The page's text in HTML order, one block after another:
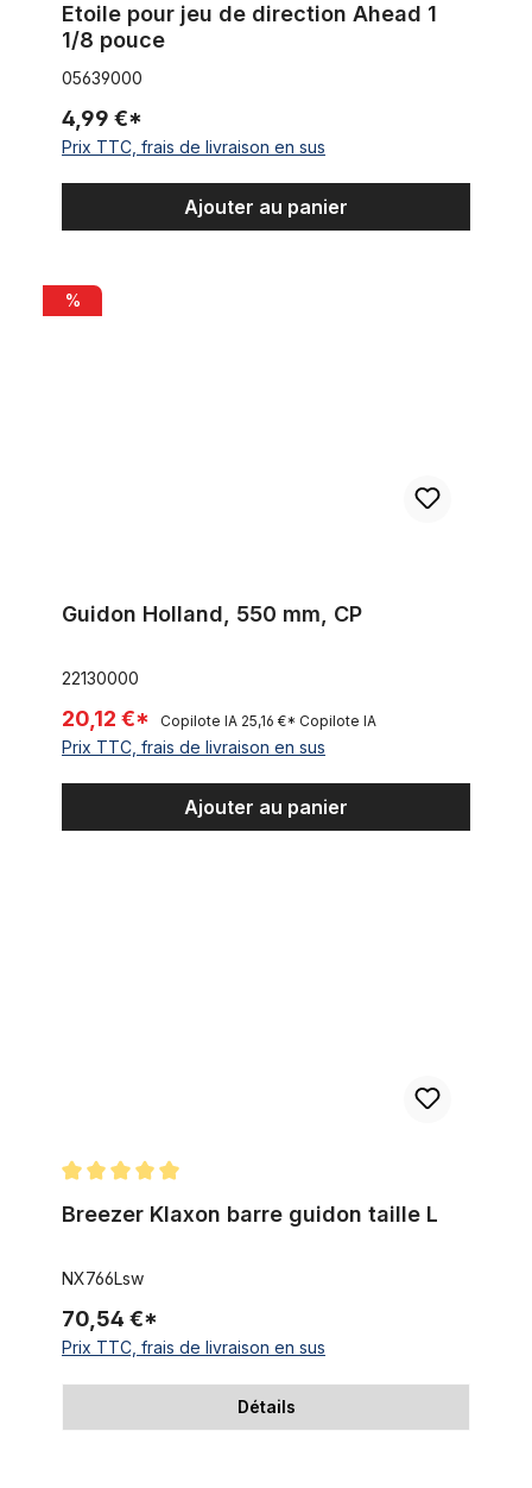
Etoile pour jeu de direction Ahead 1
1/8 pouce
05639000
4,99 €*
Prix TTC, frais de livraison en sus
Ajouter au panier
Guidon Holland, 550 mm, CP
%
Guidon Holland, 550 mm, CP
22130000
20,12 €* Copilote IA 25,16 €* Copilote IA
Prix TTC, frais de livraison en sus
Ajouter au panier
Breezer Klaxon barre guidon taille L
NX766Lsw
70,54 €*
Prix TTC, frais de livraison en sus
Détails